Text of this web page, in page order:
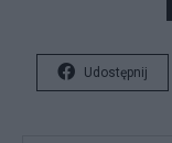
Udostępnij